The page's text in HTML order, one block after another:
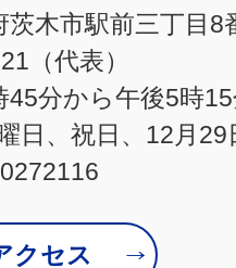
木市駅前三丁目8
（代表）
45分から午後5時
日、祝日、12月
クセス